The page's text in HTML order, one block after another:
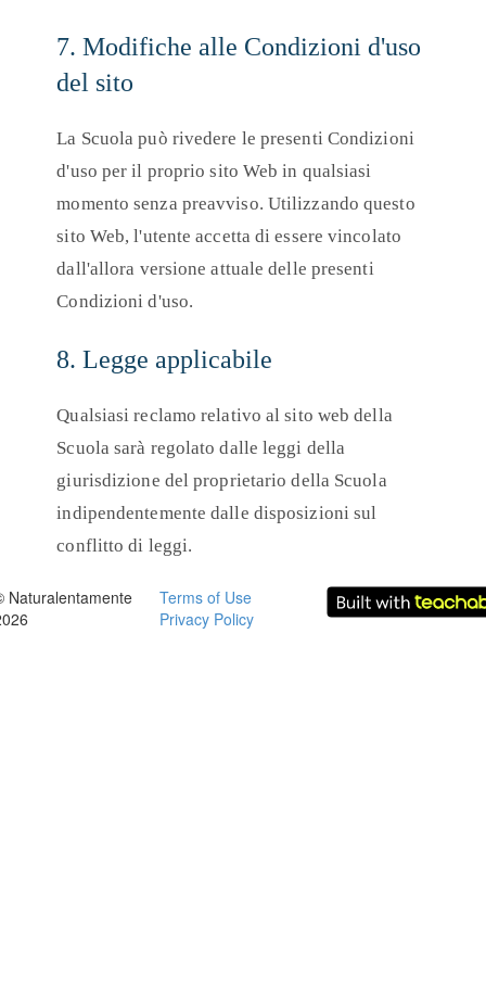
7. Modifiche alle Condizioni d'uso
del sito
La Scuola può rivedere le presenti Condizioni
d'uso per il proprio sito Web in qualsiasi
momento senza preavviso. Utilizzando questo
sito Web, l'utente accetta di essere vincolato
dall'allora versione attuale delle presenti
Condizioni d'uso.
8. Legge applicabile
Qualsiasi reclamo relativo al sito web della
Scuola sarà regolato dalle leggi della
giurisdizione del proprietario della Scuola
indipendentemente dalle disposizioni sul
conflitto di leggi.
Naturalentamente
Terms of Use
Privacy Policy